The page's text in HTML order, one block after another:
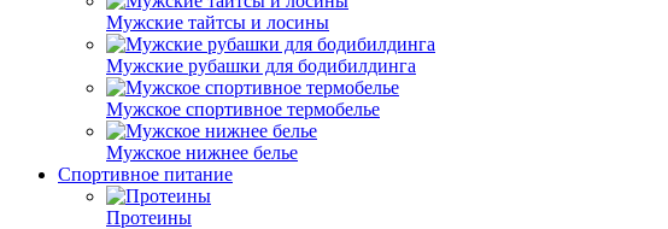
Мужские тайтсы и лосины
Мужские рубашки для бодибилдинга
Мужское спортивное термобелье
Мужское нижнее белье
Спортивное питание
Протеины